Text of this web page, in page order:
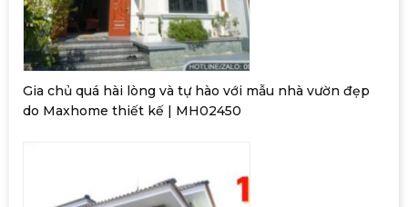
Gia chủ quá hài lòng và tự hào với mẫu nhà vườn đẹp
do Maxhome thiết kế | MH02450